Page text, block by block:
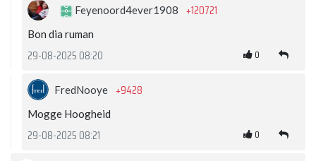
Feyenoord4ever1908 +120721
Bon dia ruman
29-08-2025 08:20 0
FredNooye +9428
Mogge Hoogheid
29-08-2025 08:21 0